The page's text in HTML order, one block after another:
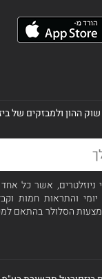
ההון ולמבזקים של
אשר כל
והתראות חמות
הסלולר בהתאם